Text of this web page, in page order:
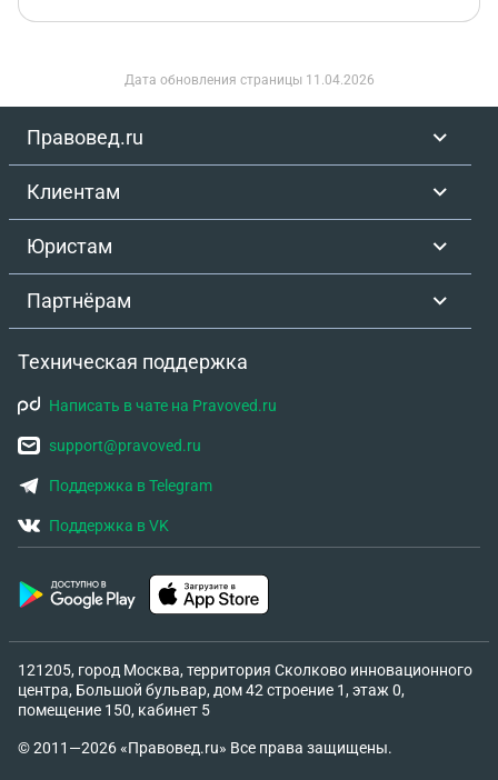
Дата обновления страницы 11.04.2026
Правовед.ru
Клиентам
Юристам
Партнёрам
Техническая поддержка
Написать в чате на Pravoved.ru
support@pravoved.ru
Поддержка в Telegram
Поддержка в VK
121205, город Москва, территория Сколково инновационного
центра, Большой бульвар, дом 42 строение 1, этаж 0,
помещение 150, кабинет 5
© 2011—2026 «Правовед.ru» Все права защищены.